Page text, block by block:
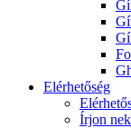
Elérhetőség
Írjon